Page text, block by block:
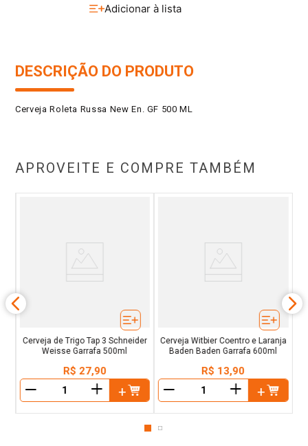
DESCRIÇÃO DO PRODUTO
Cerveja Roleta Russa New En. GF 500 ML
APROVEITE E COMPRE TAMBÉM
Cerveja de Trigo Tap 3 Schneider
Weisse Garrafa 500ml
R$ 27,90
＋
Cerveja Witbier Coentro e Laranja
Baden Baden Garrafa 600ml
R$ 13,90
＋